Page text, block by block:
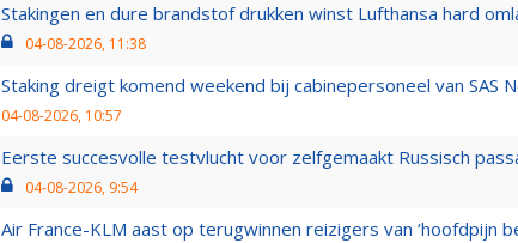
Stakingen en dure brandstof drukken winst Lufthansa hard
04-08-2026, 11:38
Staking dreigt komend weekend bij cabinepersoneel van SAS
04-08-2026, 10:57
Eerste succesvolle testvlucht voor zelfgemaakt Russisch
04-08-2026, 9:54
Air France-KLM aast op terugwinnen reizigers van ‘hoofdpijn